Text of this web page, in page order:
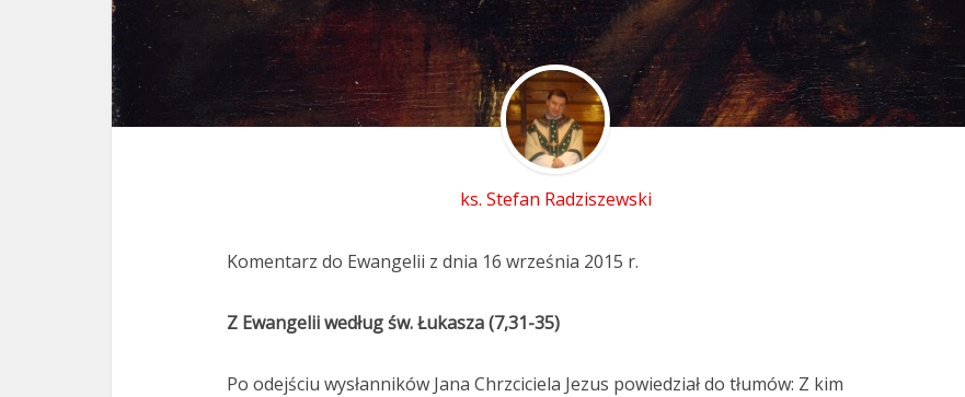
ks. Stefan Radziszewski
Komentarz do Ewangelii z dnia 16 września 2015 r.
Z Ewangelii według św. Łukasza (7,31-35)
Po odejściu wysłanników Jana Chrzciciela Jezus powiedział do tłumów: Z kim